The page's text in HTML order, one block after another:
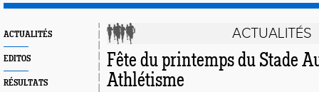
ACTUALITÉS
EDITOS
RÉSULTATS
ACTUALITÉS
Fête du printemps du Stade
Athlétisme